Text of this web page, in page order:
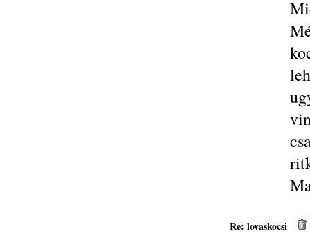
Re: lovaskocsi